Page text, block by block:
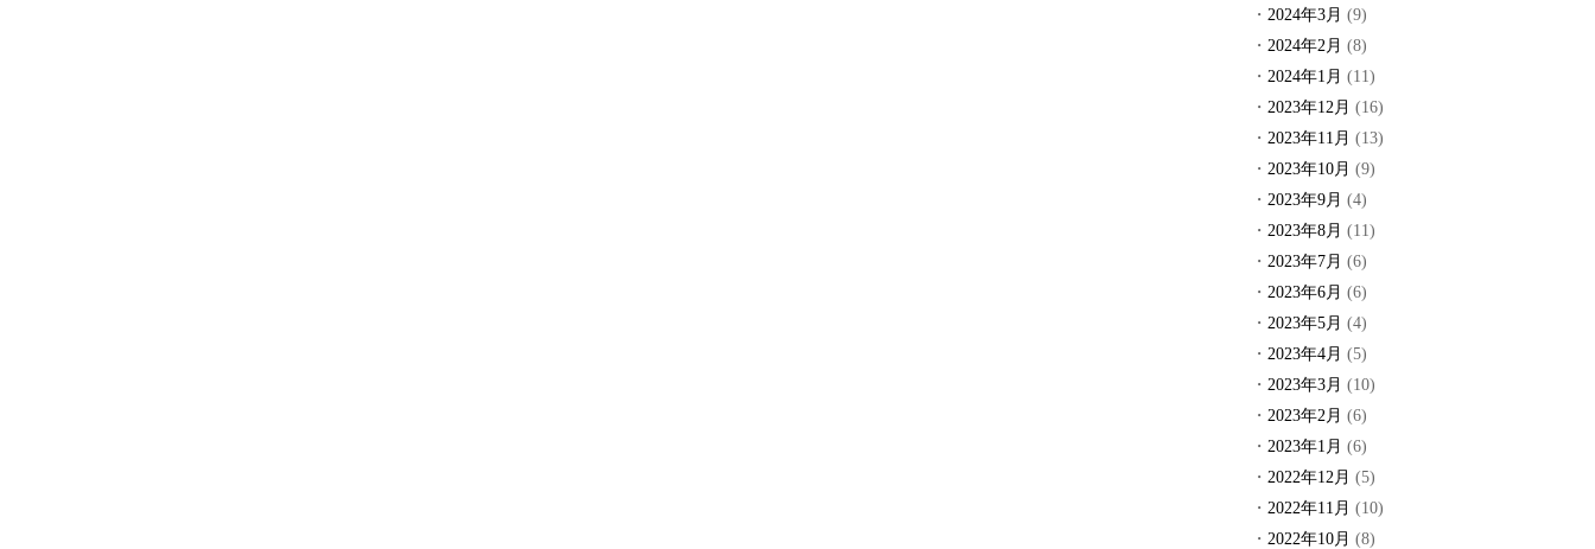
2024年3月 (9)
2024年2月 (8)
2024年1月 (11)
2023年12月 (16)
2023年11月 (13)
2023年10月 (9)
2023年9月 (4)
2023年8月 (11)
2023年7月 (6)
2023年6月 (6)
2023年5月 (4)
2023年4月 (5)
2023年3月 (10)
2023年2月 (6)
2023年1月 (6)
2022年12月 (5)
2022年11月 (10)
2022年10月 (8)